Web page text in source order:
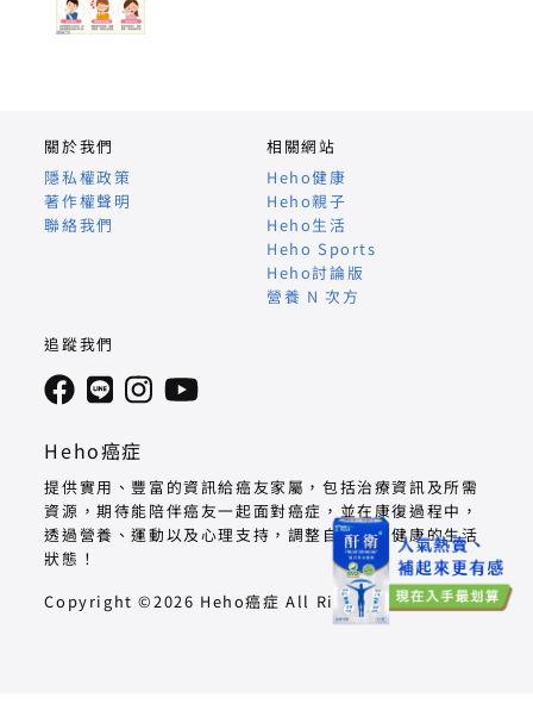
Heho癌症
提供實用、豐富的資訊給癌友家屬，包括治療資訊及所需
資源，期待能陪伴癌友一起面對癌症，並在康復過程中，
透過營養、運動以及心理支持，調整自己回到健康的生活
狀態！
Copyright ©2026 Heho癌症 All Right Reserved.
關於我們
隱私權政策
著作權聲明
聯絡我們
相關網站
Heho健康
Heho親子
Heho生活
Heho Sports
Heho討論版
營養 N 次方
追蹤我們